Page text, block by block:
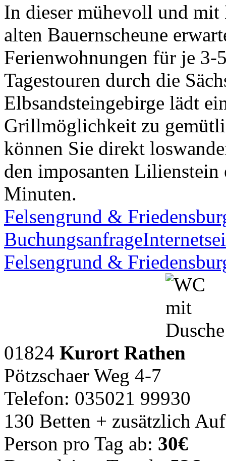
In dieser mühevoll und
alten Bauernscheune
Ferienwohnungen für je 3-
Tagestouren durch die
Elbsandsteingebirge lädt
Grillmöglichkeit zu
können Sie direkt
den imposanten
Minuten.
Felsengrund &
Buchungsanfrage
Felsengrund &
01824 Kurort Rathen
Pötzschaer Weg 4-7
Telefon: 035021 99930
130 Betten + zusätzlich
Person pro Tag ab: 30€